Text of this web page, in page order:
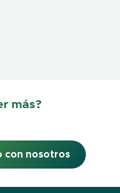
más?
con nosotros